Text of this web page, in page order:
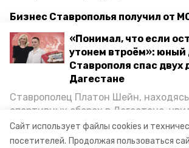
Сайт использует файлы cookies и
посетителей. Продолжая пользоваться
«Понимал, что если
утонем втроём»: юный
Ставрополя спас двух
Дагестане
Ставрополец Платон Шейн,
спортивных сборах в Дегестане,
Каспийском море детей и бросился
возвращении домой, отважного
Бизнес Ставрополья получил от
полмиллиарда рублей
Губернатор Ставрополья и
Банка заключили соглашение о
ставропольский край мсп
креативная индустрия